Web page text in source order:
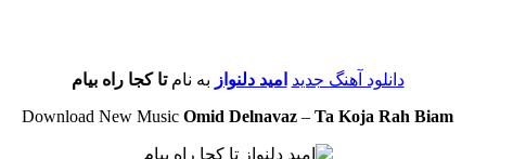
دانلود آهنگ جدید امید دلنواز به نامتا کجا راه بیام
Download New Music Omid Delnavaz – Ta Koja Rah Biam